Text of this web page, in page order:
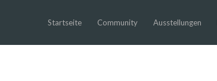
Startseite Community Ausstellungen